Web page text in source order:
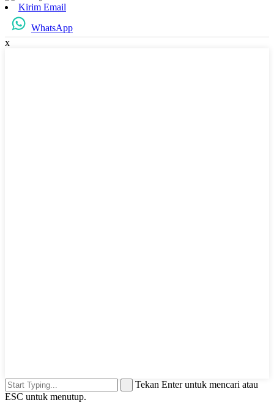
Kirim Email
WhatsApp
x
Tekan Enter untuk mencari atau
ESC untuk menutup.